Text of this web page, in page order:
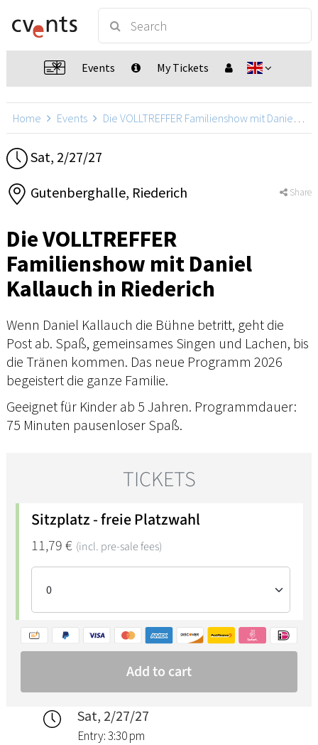
Events My Tickets
Home Events Die VOLLTREFFER Familienshow mit Daniel Kallauch
Sat, 2/27/27
Gutenberghalle, Riederich Share
Die VOLLTREFFER
Familienshow mit Daniel
Kallauch in Riederich
Wenn Daniel Kallauch die Bühne betritt, geht die
Post ab. Spaß, gemeinsames Singen und Lachen, bis
die Tränen kommen. Das neue Programm 2026
begeistert die ganze Familie.
Geeignet für Kinder ab 5 Jahren. Programmdauer:
75 Minuten pausenloser Spaß.
Sat, 2/27/27
Entry: 3:30 pm